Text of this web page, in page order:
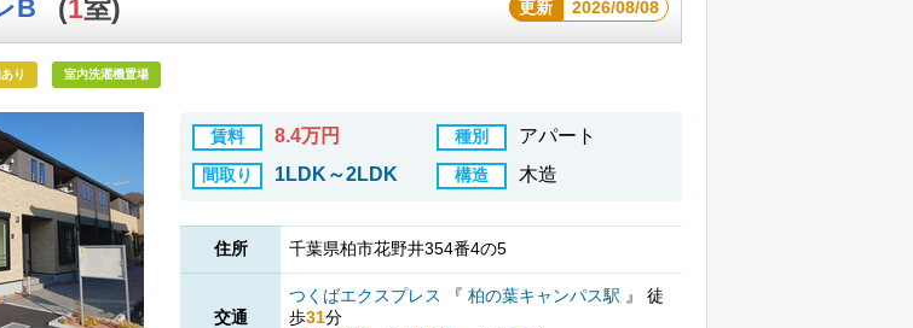
B (1室) 更新 2026/08/08
り 室内洗濯機置場
賃料 8.4万円 種別 アパート
間取り 1LDK～2LDK 構造 木造
住所 千葉県柏市花野井354番4の5
交通
つくばエクスプレス 『 柏の葉キャンパス駅 』 徒
歩31分